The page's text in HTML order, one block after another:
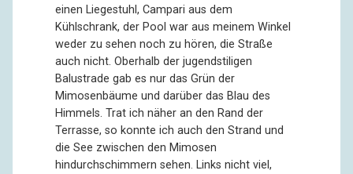
einen Liegestuhl, Campari aus dem
Kühlschrank, der Pool war aus meinem Winkel
weder zu sehen noch zu hören, die Straße
auch nicht. Oberhalb der jugendstiligen
Balustrade gab es nur das Grün der
Mimosenbäume und darüber das Blau des
Himmels. Trat ich näher an den Rand der
Terrasse, so konnte ich auch den Strand und
die See zwischen den Mimosen
hindurchschimmern sehen. Links nicht viel,